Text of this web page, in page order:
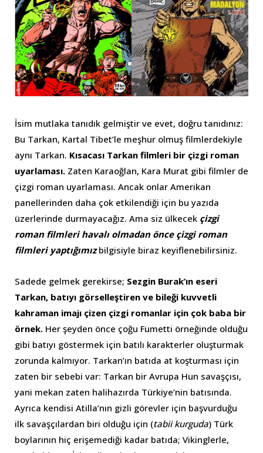
İsim mutlaka tanıdık gelmiştir ve evet, doğru tanıdınız:
Bu Tarkan, Kartal Tibet’le meşhur olmuş filmlerdekiyle
aynı Tarkan. Kısacası Tarkan filmleri bir çizgi roman
uyarlaması. Zaten Karaoğlan, Kara Murat gibi filmler de
çizgi roman uyarlaması. Ancak onlar Amerikan
panellerinden daha çok etkilendiği için bu yazıda
üzerlerinde durmayacağız. Ama siz ülkecek çizgi
roman filmleri havalı olmadan önce çizgi roman
filmleri yaptığımızbilgisiyle biraz keyiflenebilirsiniz.
Sadede gelmek gerekirse; Sezgin Burak’ın eseri
Tarkan, batıyı görselleştiren ve bileği kuvvetli
kahraman imajı çizen çizgi romanlar için çok baba bir
örnek. Her şeyden önce çoğu Fumetti örneğinde olduğu
gibi batıyı göstermek için batılı karakterler oluşturmak
zorunda kalmıyor. Tarkan’ın batıda at koşturması için
zaten bir sebebi var: Tarkan bir Avrupa Hun savaşçısı,
yani mekan zaten halihazırda Türkiye’nin batısında.
Ayrıca kendisi Atilla’nın gizli görevler için başvurduğu
ilk savaşçılardan biri olduğu için (tabii kurguda) Türk
boylarının hiç erişemediği kadar batıda; Vikinglerle,